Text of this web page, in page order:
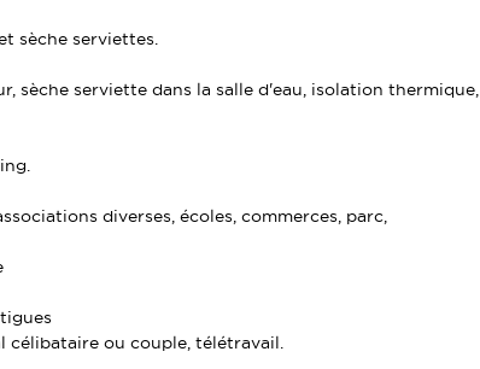
sèche serviettes.
sèche serviette dans la salle d'eau, isolation thermique,
diverses, écoles, commerces, parc,
célibataire ou couple, télétravail.